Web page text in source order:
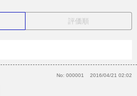
評価順
No: 000001 2016/04/21 02:02